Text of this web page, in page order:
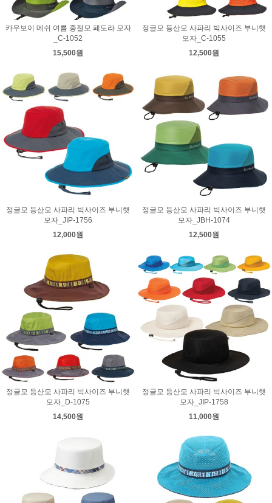
카우보이 메쉬 여름 중절모 페도라 모자
_C-1052
15,500원
정글모 등산모 사파리 빅사이즈 부니햇
모자_C-1055
12,500원
정글모 등산모 사파리 빅사이즈 부니햇
모자_JIP-1756
12,000원
정글모 등산모 사파리 빅사이즈 부니햇
모자_JBH-1074
12,500원
정글모 등산모 사파리 빅사이즈 부니햇
모자_D-1075
14,500원
정글모 등산모 사파리 빅사이즈 부니햇
모자_JIP-1758
11,000원